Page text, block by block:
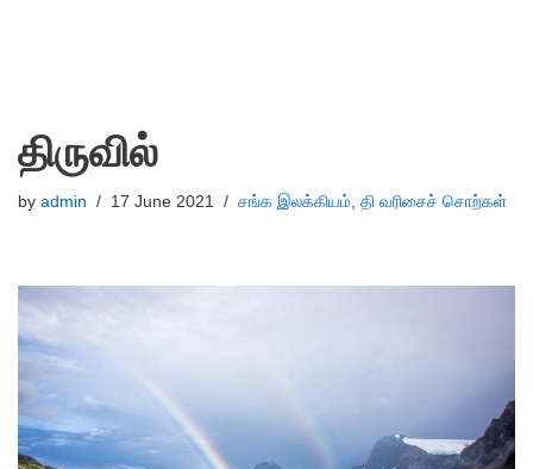
திருவில்
by admin 17 June 2021 சங்க இலக்கியம், தி வரிசைச் சொற்கள்